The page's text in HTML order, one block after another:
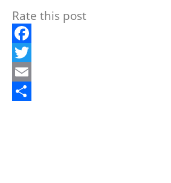
Rate this post
Facebook
Twitter
Email